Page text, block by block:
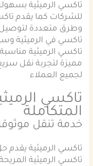
تاكسي الرميثية
وطرق متعددة
تاكسي في الرميثية
تاكسي الرميثية
مميزة لتجربة نقل
لجميع العملاء
تاكسي
المتكاملة
خدمة تنقل
تاكسي الرميثية
تاكسي الرميثية